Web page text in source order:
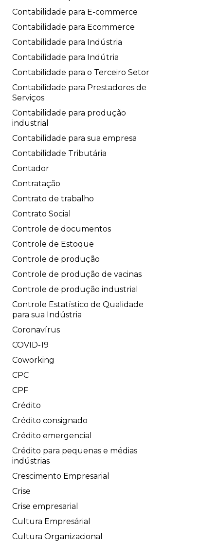
Contabilidade para E-commerce
Contabilidade para Ecommerce
Contabilidade para Indústria
Contabilidade para Indútria
Contabilidade para o Terceiro Setor
Contabilidade para Prestadores de
Serviços
Contabilidade para produção
industrial
Contabilidade para sua empresa
Contabilidade Tributária
Contador
Contratação
Contrato de trabalho
Contrato Social
Controle de documentos
Controle de Estoque
Controle de produção
Controle de produção de vacinas
Controle de produção industrial
Controle Estatístico de Qualidade
para sua Indústria
Coronavírus
COVID-19
Coworking
CPC
CPF
Crédito
Crédito consignado
Crédito emergencial
Crédito para pequenas e médias
indústrias
Crescimento Empresarial
Crise
Crise empresarial
Cultura Empresárial
Cultura Organizacional